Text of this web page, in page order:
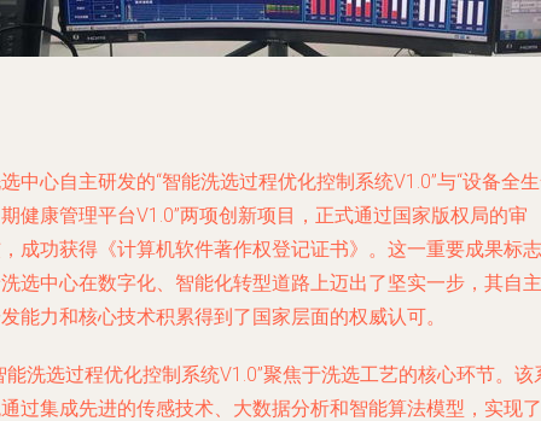
中心自主研发的“智能洗选过程优化控制系统V1.0”与“设备全
健康管理平台V1.0”两项创新项目，正式通过国家版权局的审
成功获得《计算机软件著作权登记证书》。这一重要成果标志
选中心在数字化、智能化转型道路上迈出了坚实一步，其自主
能力和核心技术积累得到了国家层面的权威认可。
能洗选过程优化控制系统V1.0”聚焦于洗选工艺的核心环节。该
过集成先进的传感技术、大数据分析和智能算法模型，实现了